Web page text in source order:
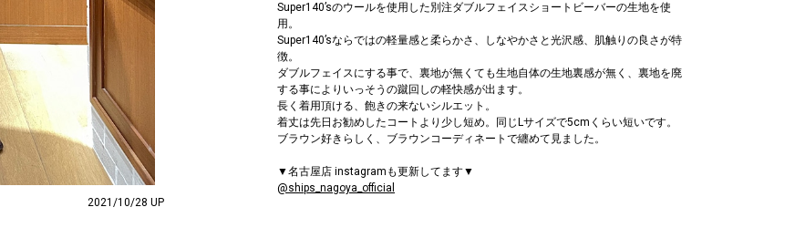
2021/10/28 UP
Super140’sのウールを使用した別注ダブルフェイスショートビーバーの生地を使
用。
Super140’sならではの軽量感と柔らかさ、しなやかさと光沢感、肌触りの良さが特
徴。
ダブルフェイスにする事で、裏地が無くても生地自体の生地裏感が無く、裏地を廃
する事によりいっそうの蹴回しの軽快感が出ます。
長く着用頂ける、飽きの来ないシルエット。
着丈は先日お勧めしたコートより少し短め。同じLサイズで5cmくらい短いです。
ブラウン好きらしく、ブラウンコーディネートで纏めて見ました。
▼名古屋店 instagramも更新してます▼
@ships_nagoya_official